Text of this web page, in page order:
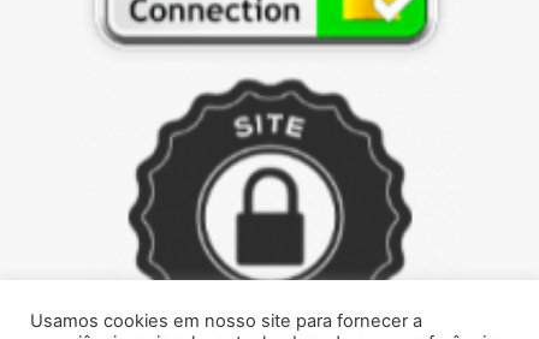
Usamos cookies em nosso site para fornecer a